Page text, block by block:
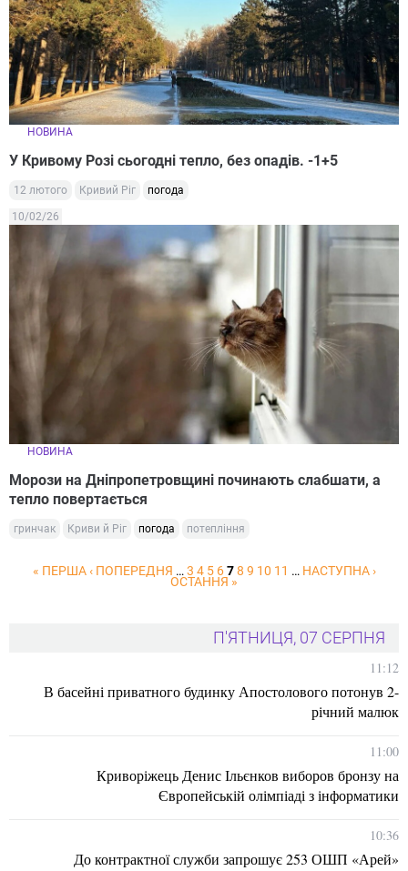
НОВИНА
У Кривому Розі сьогодні тепло, без опадів. -1+5
12 лютого Кривий Ріг погода
10/02/26
НОВИНА
Морози на Дніпропетровщині починають слабшати, а
тепло повертається
гринчак Криви й Ріг погода потепління
« ПЕРША ‹ ПОПЕРЕДНЯ … 3 4 5 6 7 8 9 10 11 … НАСТУПНА ›
ОСТАННЯ »
П'ЯТНИЦЯ, 07 СЕРПНЯ
11:12
В басейні приватного будинку Апостолового потонув 2-
річний малюк
11:00
Криворіжець Денис Ільєнков виборов бронзу на
Європейській олімпіаді з інформатики
10:36
До контрактної служби запрошує 253 ОШП «Арей»